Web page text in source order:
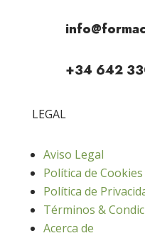
+34 642
LEGAL
Aviso Legal
Política de Cookies
Política de
Términos &
Acerca de